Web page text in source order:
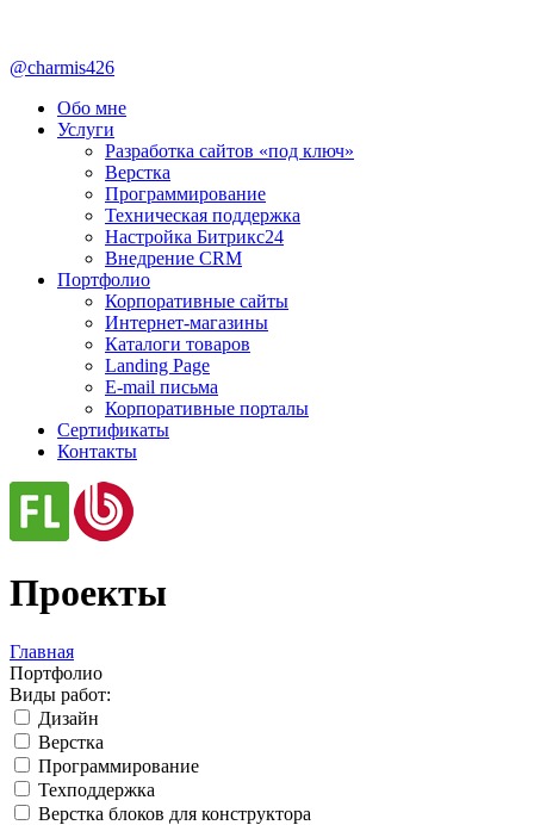
@charmis426
Обо мне
Услуги
Разработка сайтов «под ключ»
Верстка
Программирование
Техническая поддержка
Настройка Битрикс24
Внедрение CRM
Портфолио
Корпоративные сайты
Интернет-магазины
Каталоги товаров
Landing Page
E-mail письма
Корпоративные порталы
Сертификаты
Контакты
Проекты
Главная
Портфолио
Виды работ:
Дизайн
Верстка
Программирование
Техподдержка
Верстка блоков для конструктора